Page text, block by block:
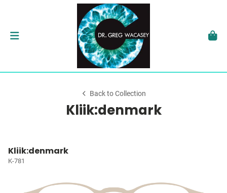
Back to Collection
Kliik:denmark
Kliik:denmark
K-781